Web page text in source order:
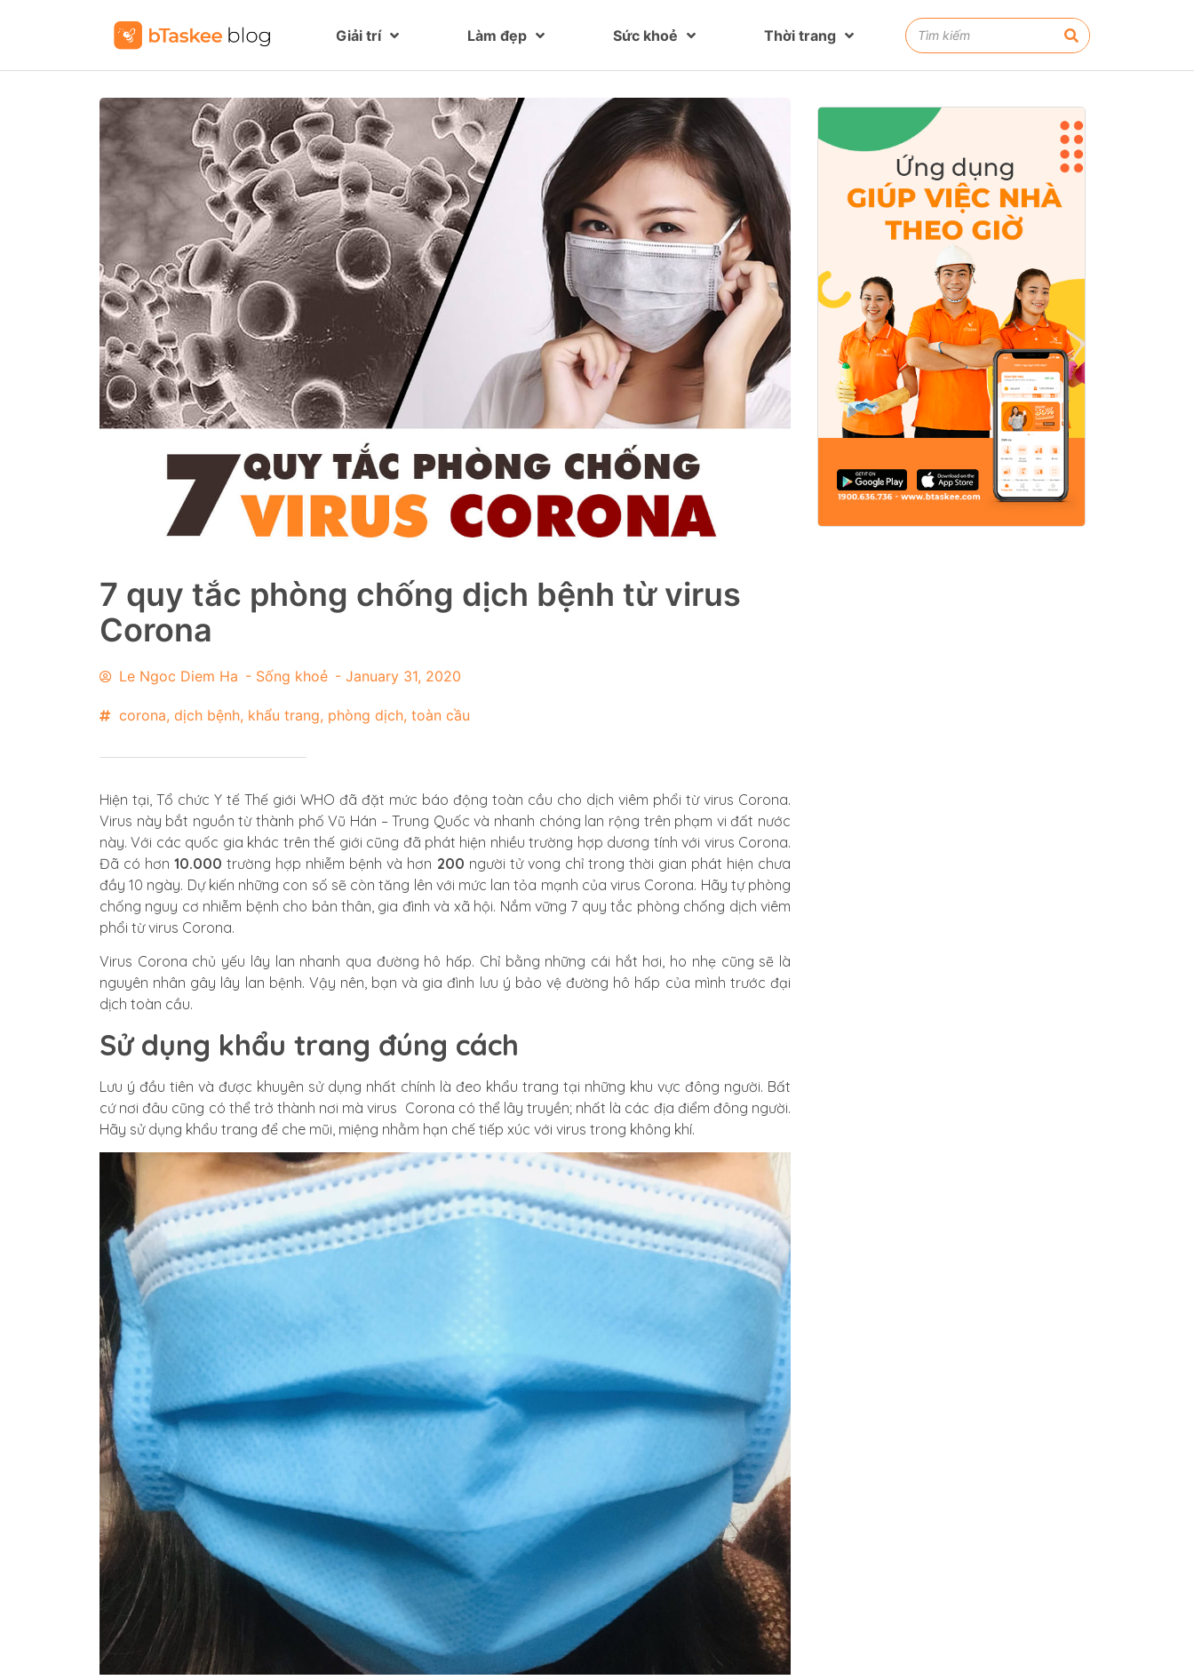
Giải trí Làm đẹp Sức khoẻ Thời trang
7 quy tắc phòng chống dịch bệnh từ virus
Corona
Le Ngoc Diem Ha - Sống khoẻ - January 31, 2020
corona, dịch bệnh, khẩu trang, phòng dịch, toàn cầu
Hiện tại, Tổ chức Y tế Thế giới WHO đã đặt mức báo động toàn cầu cho dịch viêm phổi từ virus Corona.
Virus này bắt nguồn từ thành phố Vũ Hán – Trung Quốc và nhanh chóng lan rộng trên phạm vi đất nước
này. Với các quốc gia khác trên thế giới cũng đã phát hiện nhiều trường hợp dương tính với virus Corona.
Đã có hơn10.000 trường hợp nhiễm bệnh và hơn 200 người tử vong chỉ trong thời gian phát hiện chưa
đầy 10 ngày. Dự kiến những con số sẽ còn tăng lên với mức lan tỏa mạnh của virus Corona. Hãy tự phòng
chống nguy cơ nhiễm bệnh cho bản thân, gia đình và xã hội. Nắm vững 7 quy tắc phòng chống dịch viêm
phổi từ virus Corona.
Virus Corona chủ yếu lây lan nhanh qua đường hô hấp. Chỉ bằng những cái hắt hơi, ho nhẹ cũng sẽ là
nguyên nhân gây lây lan bệnh. Vậy nên, bạn và gia đình lưu ý bảo vệ đường hô hấp của mình trước đại
dịch toàn cầu.
Sử dụng khẩu trang đúng cách
Lưu ý đầu tiên và được khuyên sử dụng nhất chính là đeo khẩu trang tại những khu vực đông người. Bất
cứ nơi đâu cũng có thể trở thành nơi mà virus Corona có thể lây truyền; nhất là các địa điểm đông người.
Hãy sử dụng khẩu trang để che mũi, miệng nhằm hạn chế tiếp xúc với virus trong không khí.